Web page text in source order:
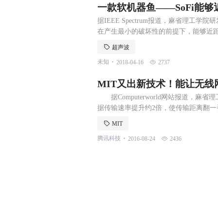
一款软机器鱼——SoFi能够
据IEEE Spectrum报道，麻省理工学院
在产生最小的破坏性的前提下，能够近
器人进行通信，机器人鱼能够将高级别
超声波
未知 . 2018-04-16 2737
MIT又出新技术！能让无线
据Computerworld网站报道，麻省理
据传输速率提升约2倍，使传输距离
Computerworld表示，由于无线频谱
MIT
腾讯科技 . 2016-08-24 2436